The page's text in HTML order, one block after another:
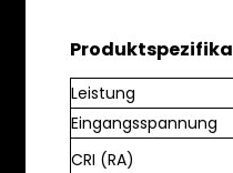
Leistung
Eingangsspannung ​
CRI (RA)